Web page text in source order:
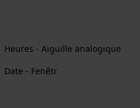
signifie que la montre
montre est livrée avec la
Heures - Aiguille analogique
Date - Fenêtr